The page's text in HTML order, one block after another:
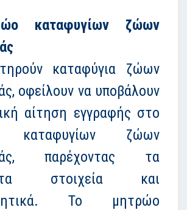
καταφυγίων ζώων
καταφύγια ζώων
οφείλουν να υποβάλουν
αίτηση εγγραφής στο
καταφυγίων ζώων
παρέχοντας τα
στοιχεία και
Το μητρώο